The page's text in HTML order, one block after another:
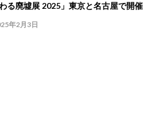
わる廃墟展 2025」東京と名古屋で開催
年2月3日